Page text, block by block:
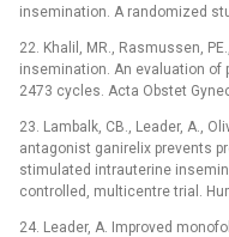
insemination. A randomized
22. Khalil, MR., Rasmussen,
insemination. An evaluation of
2473 cycles. Acta Obstet
23. Lambalk, CB., Leader, A.,
antagonist ganirelix prevents
stimulated intrauterine
controlled, multicentre trial.
24. Leader, A. Improved